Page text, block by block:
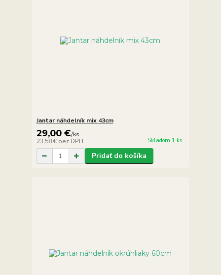
Jantar náhdelník mix 43cm
29,00 €/ks
23,58 € bez DPH Skladom 1 ks
Pridať do košíka